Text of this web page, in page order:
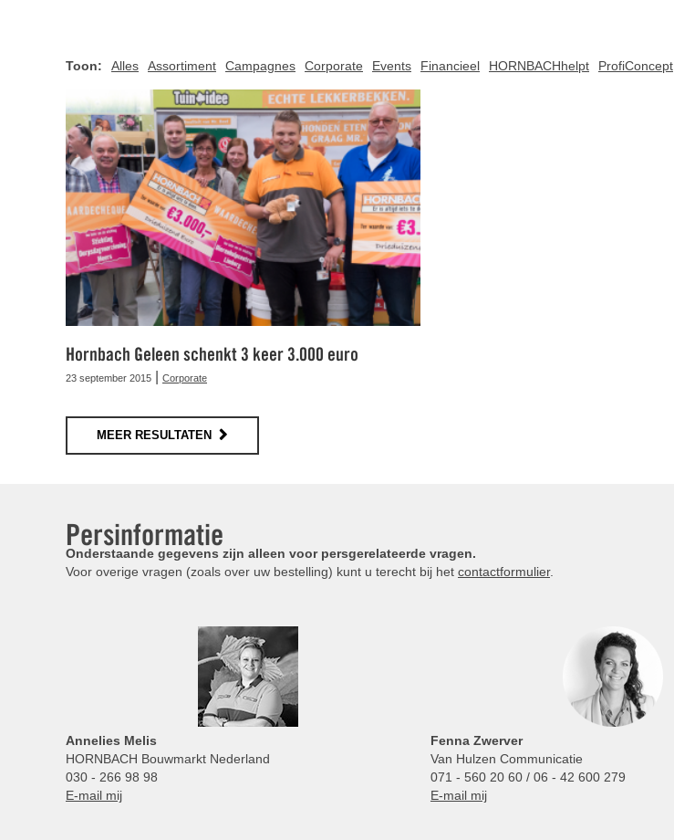
Toon: Alles Assortiment Campagnes Corporate Events Financieel HORNBACHhelpt ProfiConcept
Hornbach Geleen schenkt 3 keer 3.000 euro
23 september 2015 Corporate
MEER RESULTATEN
Persinformatie
Onderstaande gegevens zijn alleen voor persgerelateerde vragen.
Voor overige vragen (zoals over uw bestelling) kunt u terecht bij het contactformulier.
Annelies Melis
HORNBACH Bouwmarkt Nederland
030 - 266 98 98
E-mail mij
Fenna Zwerver
Van Hulzen Communicatie
071 - 560 20 60 / 06 - 42 600 279
E-mail mij